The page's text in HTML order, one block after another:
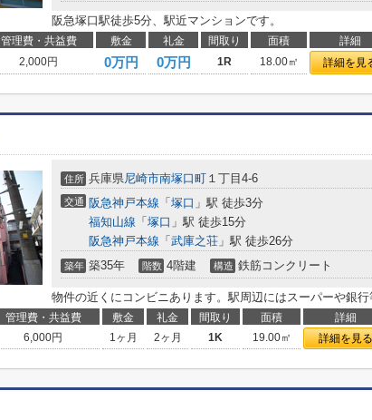
阪急塚口駅徒歩5分、駅近マンションです。
管理費・共益費 敷金 礼金 間取り 面積 詳細
2,000円 0万円 0万円 1R 18.00㎡ 詳細を見
住所 兵庫県尼崎市南塚口町 １丁目4-6
交通 阪急神戸本線 「 塚口 」駅 徒歩3分
福知山線 「 塚口 」駅 徒歩15分
阪急神戸本線 「 武庫之荘 」駅 徒歩26分
築年 築35年 階数 4階建 構造 鉄筋コンクリート
物件の近くにコンビニあります。駅周辺にはスーパーや銀行
管理費・共益費 敷金 礼金 間取り 面積 詳細
6,000円 1ヶ月 2ヶ月 1K 19.00㎡ 詳細を見る